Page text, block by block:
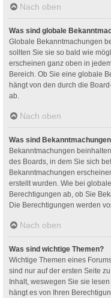
Nach oben
Was sind globale
Globale Bekanntmachungen
sollten Sie sie so bald wie
erscheinen ganz oben in
Bereich. Ob Sie eine globale
hängt von den durch die
ab.
Nach oben
Was sind
Bekanntmachungen
des Boards, in dem Sie sich
Bekanntmachungen
erstellt wurden. Wie bei
Berechtigungen ab, ob Sie
Die Berechtigungen werden
Nach oben
Was sind wichtige Themen?
Wichtige Themen eines
sind nur auf der ersten Seite
Inhalt, weswegen Sie sie
hängt es von Ihren